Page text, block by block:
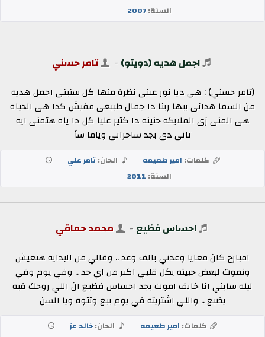
السنة:2007
اجمل هديه (دويتو) - تامر حسني
(تامر حسني) : هى ديا نور عينى نظرة منها كل سنينى اجمل هديه
من السما هدانى بيها ربنا دا جمال طبيعى مفيش كدا هى الحياه
هى المنى زى الملايكه حنينه دا كتير عليا كل دا ياه هتمنى ايه
تانى دى بجد ساحرانى وياما سأ
كلمات: امير طعيمه الحان:تامر علي
السنة: 2011
احساس فظيع - محمد حماقي
امبارح كان معايا وعدني بالف وعد .. وقالي من البدايه هنعيش
ونموت لبعض حبيته بكل قلبي اكتر من اي حد .. وفي يوم وفي
ليله سابني انا خايف اموت بجد احساس فظيع ان اللي روحك فيه
يضيع .. واللي اشتريته في يوم يبع وتتوه ويا السن
كلمات: امير طعيمه الحان:خالد عز